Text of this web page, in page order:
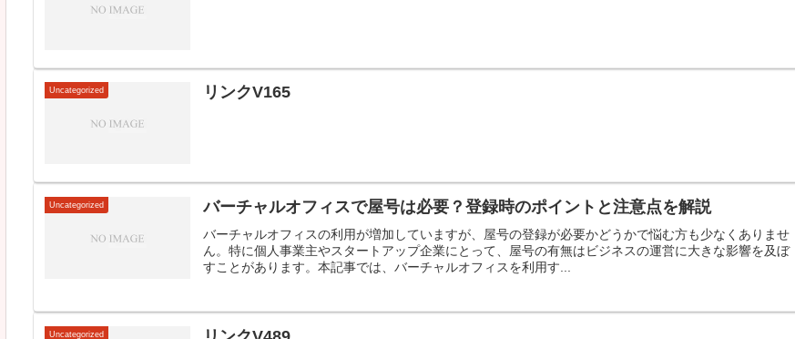
Uncategorized リンクV165
Uncategorized バーチャルオフィスで屋号は必要？登録時のポイントと注意点を解説
バーチャルオフィスの利用が増加していますが、屋号の登録が必要かどうかで悩む方も少なくありませ
ん。特に個人事業主やスタートアップ企業にとって、屋号の有無はビジネスの運営に大きな影響を及ぼ
すことがあります。本記事では、バーチャルオフィスを利用す...
Uncategorized